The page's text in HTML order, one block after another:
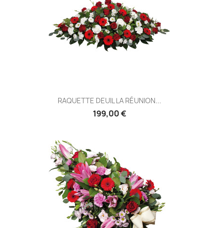
RAQUETTE DEUIL LA RÉUNION...
199,00 €